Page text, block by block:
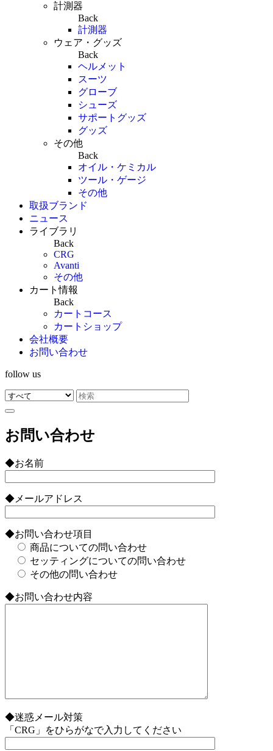
計測器
Back
計測器
ウェア・グッズ
Back
ヘルメット
スーツ
グローブ
シューズ
サポートグッズ
グッズ
その他
Back
オイル・ケミカル
ツール・ゲージ
その他
取扱ブランド
ニュース
ライブラリ
Back
CRG
Avanti
その他
カート情報
Back
カートコース
カートショップ
会社概要
お問い合わせ
follow us
お問い合わせ
◆お名前
◆メールアドレス
◆お問い合わせ項目
商品についての問い合わせ
セッティングについての問い合わせ
その他の問い合わせ
◆お問い合わせ内容
◆迷惑メール対策
「CRG」をひらがなで入力してください